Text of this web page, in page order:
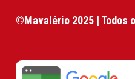
©Mavalério 2025 | Todos